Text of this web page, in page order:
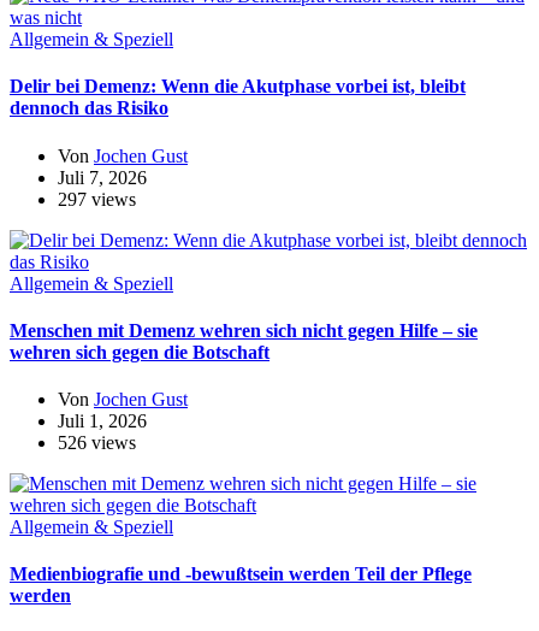
Allgemein & Speziell
Delir bei Demenz: Wenn die Akutphase vorbei ist, bleibt
dennoch das Risiko
Von Jochen Gust
Juli 7, 2026
297 views
Allgemein & Speziell
Menschen mit Demenz wehren sich nicht gegen Hilfe – sie
wehren sich gegen die Botschaft
Von Jochen Gust
Juli 1, 2026
526 views
Allgemein & Speziell
Medienbiografie und -bewußtsein werden Teil der Pflege
werden